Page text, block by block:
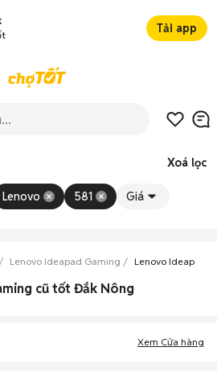
Tải app
Xoá lọc
Lenovo 581 Giá
Lenovo Ideapad Gaming Lenovo Ideapad
cũ tốt Đắk Nông
Xem Cửa hàng